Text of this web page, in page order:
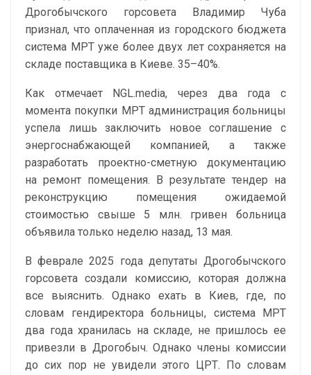
Дрогобычского горсовета Владимир Чуба
признал, что оплаченная из городского бюджета
система МРТ уже более двух лет сохраняется на
складе поставщика в Киеве. 35–40%.
Как отмечает NGL.media, через два года с
момента покупки МРТ администрация больницы
успела лишь заключить новое соглашение с
энергоснабжающей компанией, а также
разработать проектно-сметную документацию
на ремонт помещения. В результате тендер на
реконструкцию помещения ожидаемой
стоимостью свыше 5 млн. гривен больница
объявила только неделю назад, 13 мая.
В феврале 2025 года депутаты Дрогобычского
горсовета создали комиссию, которая должна
все выяснить. Однако ехать в Киев, где, по
словам гендиректора больницы, система МРТ
два года хранилась на складе, не пришлось ее
привезли в Дрогобыч. Однако члены комиссии
до сих пор не увидели этого ЦРТ. По словам